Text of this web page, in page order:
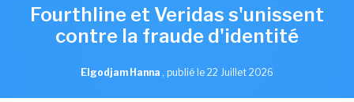
Fourthline et Veridas s'unissent
contre la fraude d'identité
Elgodjam Hanna , publié le 22 Juillet 2026